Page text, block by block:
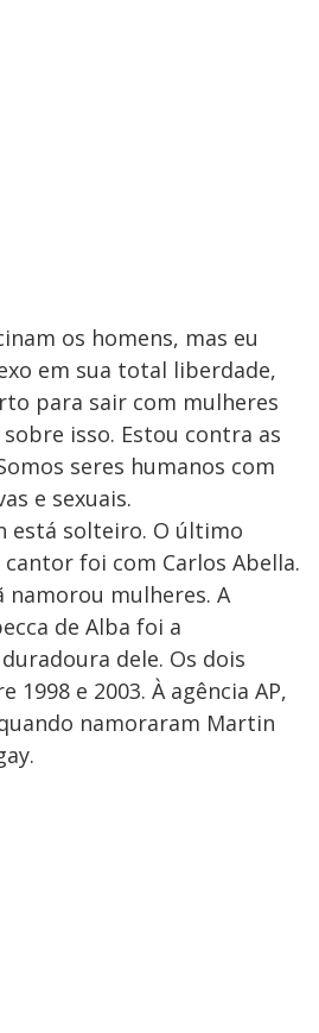
os homens, mas eu
em sua total liberdade,
para sair com mulheres
isso. Estou contra as
seres humanos com
e sexuais.
está solteiro. O último
foi com Carlos Abella.
namorou mulheres. A
de Alba foi a
dele. Os dois
e 2003. À agência AP,
namoraram Martin